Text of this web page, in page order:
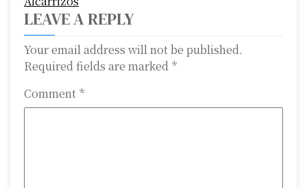
n
a
v
i
g
LEAVE A REPLY
Your email address will not be published.
Required fields are marked *
Comment *